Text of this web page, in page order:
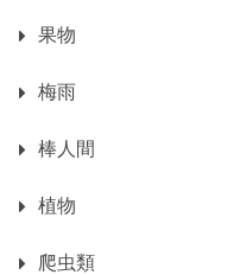
果物
梅雨
棒人間
植物
爬虫類